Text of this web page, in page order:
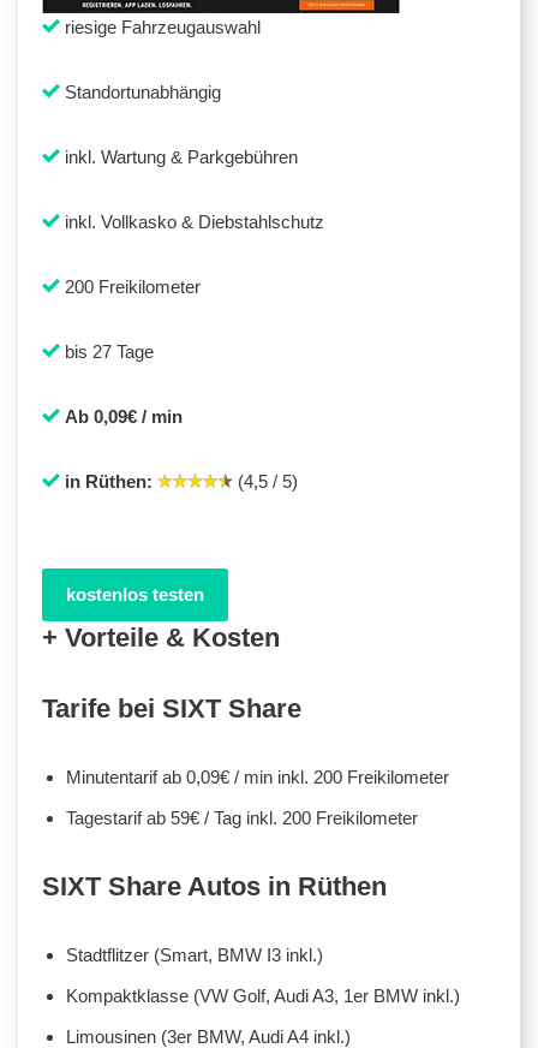
riesige Fahrzeugauswahl
Standortunabhängig
inkl. Wartung & Parkgebühren
inkl. Vollkasko & Diebstahlschutz
200 Freikilometer
bis 27 Tage
Ab 0,09€ / min
in Rüthen: (4,5 / 5)
kostenlos testen
+ Vorteile & Kosten
Tarife bei SIXT Share
Minutentarif ab 0,09€ / min inkl. 200 Freikilometer
Tagestarif ab 59€ / Tag inkl. 200 Freikilometer
SIXT Share Autos in Rüthen
Stadtflitzer (Smart, BMW I3 inkl.)
Kompaktklasse (VW Golf, Audi A3, 1er BMW inkl.)
Limousinen (3er BMW, Audi A4 inkl.)